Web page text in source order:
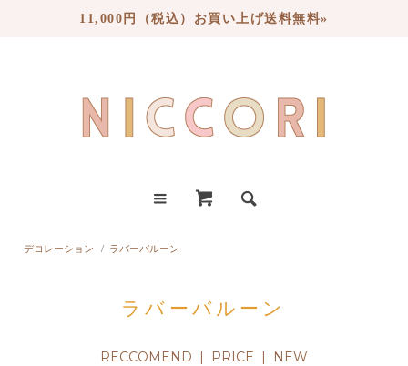
11,000円（税込）お買い上げ送料無料»
デコレーション / ラバーバルーン
ラバーバルーン
RECCOMEND | PRICE | NEW